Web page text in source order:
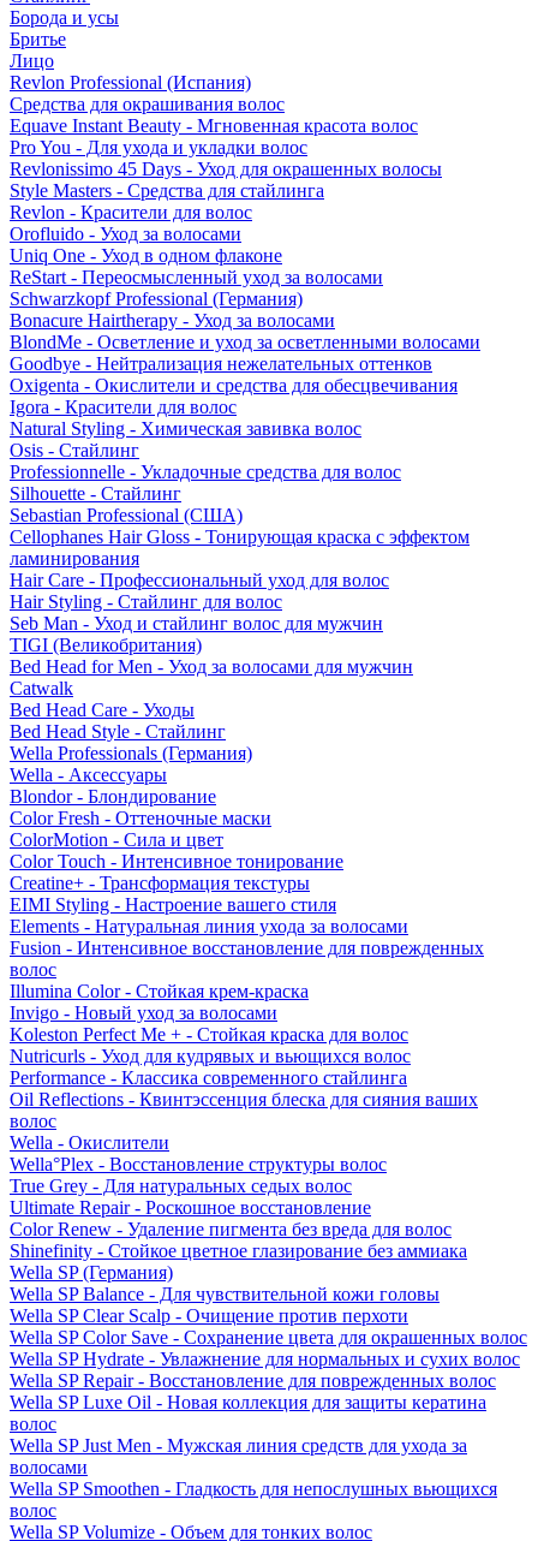
Борода и усы
Бритье
Лицо
Revlon Professional (Испания)
Средства для окрашивания волос
Equave Instant Beauty - Мгновенная красота волос
Pro You - Для ухода и укладки волос
Revlonissimo 45 Days - Уход для окрашенных волосы
Style Masters - Средства для стайлинга
Revlon - Красители для волос
Orofluido - Уход за волосами
Uniq One - Уход в одном флаконе
ReStart - Переосмысленный уход за волосами
Schwarzkopf Professional (Германия)
Bonacure Hairtherapy - Уход за волосами
BlondMe - Осветление и уход за осветленными волосами
Goodbye - Нейтрализация нежелательных оттенков
Oxigenta - Окислители и средства для обесцвечивания
Igora - Красители для волос
Natural Styling - Химическая завивка волос
Osis - Стайлинг
Professionnelle - Укладочные средства для волос
Silhouette - Стайлинг
Sebastian Professional (США)
Cellophanes Hair Gloss - Тонирующая краска с эффектом
ламинирования
Hair Care - Профессиональный уход для волос
Hair Styling - Стайлинг для волос
Seb Man - Уход и стайлинг волос для мужчин
TIGI (Великобритания)
Bed Head for Men - Уход за волосами для мужчин
Catwalk
Bed Head Care - Уходы
Bed Head Style - Стайлинг
Wella Professionals (Германия)
Wella - Аксессуары
Blondor - Блондирование
Color Fresh - Оттеночные маски
ColorMotion - Сила и цвет
Color Touch - Интенсивное тонирование
Creatine+ - Трансформация текстуры
EIMI Styling - Настроение вашего стиля
Elements - Натуральная линия ухода за волосами
Fusion - Интенсивное восстановление для поврежденных
волос
Illumina Color - Стойкая крем-краска
Invigo - Новый уход за волосами
Koleston Perfect Me + - Стойкая краска для волос
Nutricurls - Уход для кудрявых и вьющихся волос
Performance - Классика современного стайлинга
Oil Reflections - Квинтэссенция блеска для сияния ваших
волос
Wella - Окислители
Wella°Plex - Восстановление структуры волос
True Grey - Для натуральных седых волос
Ultimate Repair - Роскошное восстановление
Color Renew - Удаление пигмента без вреда для волос
Shinefinity - Стойкое цветное глазирование без аммиака
Wella SP (Германия)
Wella SP Balance - Для чувствительной кожи головы
Wella SP Clear Scalp - Очищение против перхоти
Wella SP Color Save - Сохранение цвета для окрашенных волос
Wella SP Hydrate - Увлажнение для нормальных и сухих волос
Wella SP Repair - Восстановление для поврежденных волос
Wella SP Luxe Oil - Новая коллекция для защиты кератина
волос
Wella SP Just Men - Мужская линия средств для ухода за
волосами
Wella SP Smoothen - Гладкость для непослушных вьющихся
волос
Wella SP Volumize - Объем для тонких волос